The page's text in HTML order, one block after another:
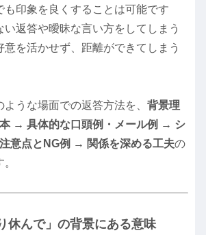
も印象を良くすることは可能です
い返答や曖昧な言い方をしてしまう
意を活かせず、距離ができてしまう
うな場面での返答方法を、 背景理
→ 具体的な口頭例・メール例 → シ
意点とNG例 → 関係を深める工夫の
休んで」の背景にある意味